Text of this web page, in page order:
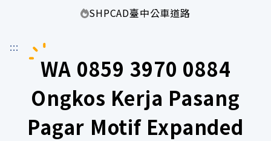
SHPCAD臺中公車道路
:::
WA 0859 3970 0884
Ongkos Kerja Pasang
Pagar Motif Expanded